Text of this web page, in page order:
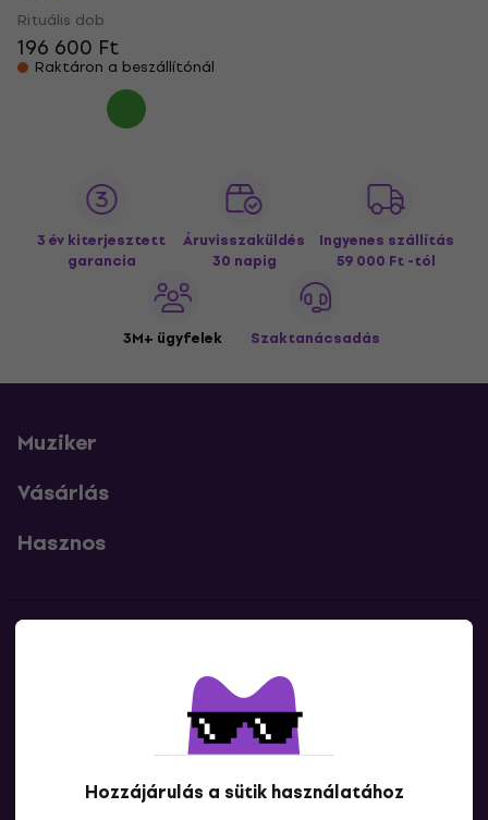
Hozzájárulás a sütik használatához
Rituális dob
196 600 Ft
Raktáron a beszállítónál
3 év kiterjesztett
garancia
Áruvisszaküldés
30 napig
Ingyenes szállítás
59 000 Ft -tól
3M+ ügyfelek Szaktanácsadás
Muziker
Vásárlás
Hasznos
Lépj kapcsolatba velünk